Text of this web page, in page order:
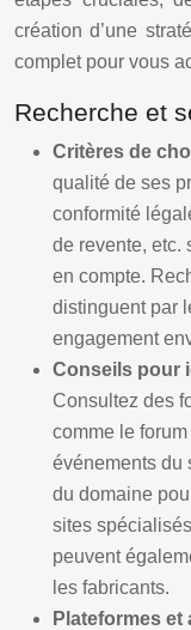
création d’une
complet pour vous
Recherche et
Critères de
qualité de ses
conformité
de revente, etc.
en compte.
distinguent par
engagement
Conseils pour
Consultez des
comme le
événements du
du domaine
sites
peuvent
les fabricants.
Plateformes